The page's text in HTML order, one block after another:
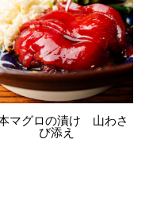
マグロの漬け 山わさ
び添え